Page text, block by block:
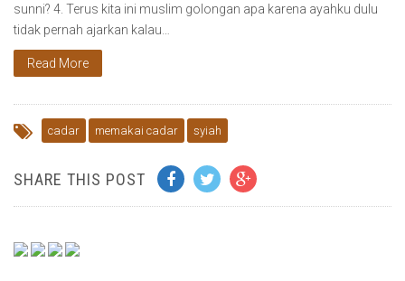
sunni? 4. Terus kita ini muslim golongan apa karena ayahku dulu
tidak pernah ajarkan kalau…
Read More
cadar memakai cadar syiah
SHARE THIS POST